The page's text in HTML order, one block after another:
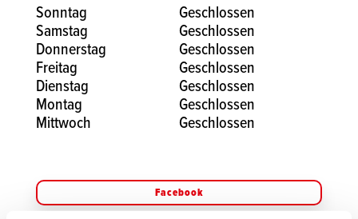
Sonntag
Geschlossen
Samstag
Geschlossen
Donnerstag
Geschlossen
Freitag
Geschlossen
Dienstag
Geschlossen
Montag
Geschlossen
Mittwoch
Geschlossen
Facebook